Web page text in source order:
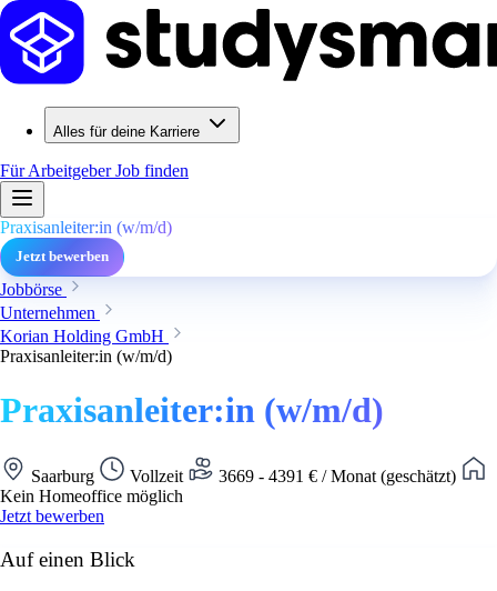
Alles für deine Karriere
Für ArbeitgeberJob finden
Praxisanleiter:in (w/m/d)
Jetzt bewerben
Jobbörse
Unternehmen
Korian Holding GmbH
Praxisanleiter:in (w/m/d)
Praxisanleiter:in (w/m/d)
Saarburg Vollzeit
3669 - 4391 € / Monat (geschätzt)
Kein Homeoffice möglich
Jetzt bewerben
Auf einen Blick